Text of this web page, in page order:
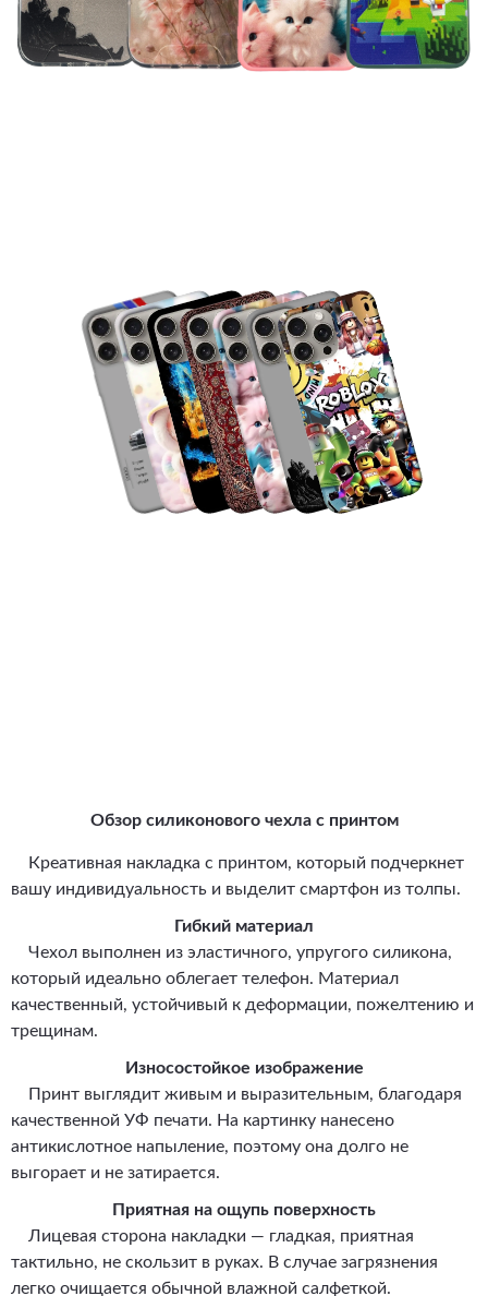
Обзор силиконового чехла с принтом
Креативная накладка с принтом, который подчеркнет
вашу индивидуальность и выделит смартфон из толпы.
Гибкий материал
Чехол выполнен из эластичного, упругого силикона,
который идеально облегает телефон. Материал
качественный, устойчивый к деформации, пожелтению и
трещинам.
Износостойкое изображение
Принт выглядит живым и выразительным, благодаря
качественной УФ печати. На картинку нанесено
антикислотное напыление, поэтому она долго не
выгорает и не затирается.
Приятная на ощупь поверхность
Лицевая сторона накладки — гладкая, приятная
тактильно, не скользит в руках. В случае загрязнения
легко очищается обычной влажной салфеткой.